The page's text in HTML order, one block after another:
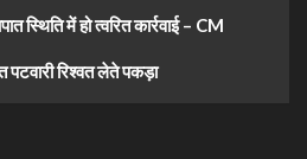
स्थिति में हो त्वरित कार्रवाई – CM
पटवारी रिश्वत लेते पकड़ा